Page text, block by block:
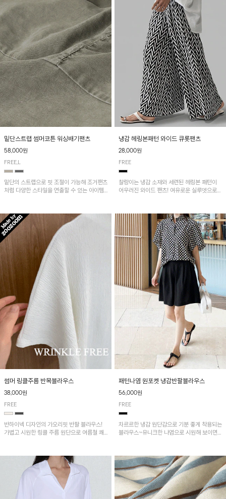
밑단스트랩 썸머코튼 워싱배기팬츠
58,000원
FREE,L
밑단의 스트랩으로 핏 조절이 가능해 조거팬츠
처럼 다양한 스타일을 연출할 수 있는 아이템!
냉감 헤링본패턴 와이드 큐롯팬츠
28,000원
FREE
찰랑이는 냉감 소재와 세련된 헤링본 패턴이
어우러진 와이드 팬츠! 여유로운 실루엣으로
다.
썸머 링클주름 반목블라우스
38,000원
FREE
반하이넥 디자인의 가오리핏 반팔 블라우스!
가볍고 시원한 링클 주름 원단으로 여름철 쾌
패턴나염 원포켓 냉감반팔블라우스
56,000원
FREE
차르르한 냉감 원단감으로 기분 좋게 착용되는
블라우스~유니크한 나염으로 시원해 보이면